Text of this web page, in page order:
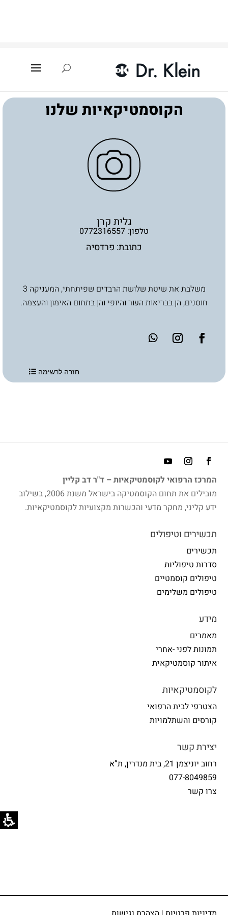
הקוסמטיקאיות שלנו
גלית קרן
טלפון: 0772316557
כתובת: פרדסיה
משלבת את שיטת שלושת הרבדים שפיתחתי, המעניקה 3
חוסנים, הן בבריאות העור והיופי והן בתחום האימון והעצמה.
חזרה לרשימה
המרכז הרפואי לקוסמטיקאיות – ד"ר דב קליין
מובילים את תחום הקוסמטיקה בישראל משנת 2006, בשילוב
ידע קליני, מחקר מדעי והכשרות מקצועיות לקוסמטיקאיות.
תכשירים וטיפולים
תכשירים
סדרות טיפוליות
טיפולים קוסמטיים
טיפולים משלימים
מידע
מאמרים
תמונות לפני -אחרי
איתור קוסמטיקאית
לקוסמטיקאיות
הצטרפי לבית הרפואי
קורסים והשתלמויות
יצירת קשר
רחוב יוניצמן 21, בית מנדרין, ת”א
077-8049859
צרו קשר